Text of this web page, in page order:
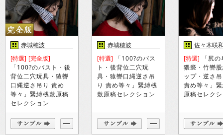
赤城穂波
[特選] [完全版]
「100?のバスト・後
背位二穴玩具・猿轡
口縄逆さ吊り 責め
等々」緊縛桟敷原稿
セレクション
赤城穂波
[特選] 「100?のバス
ト・後背位二穴玩
具・猿轡口縄逆さ吊
り 責め等々」緊縛桟
敷原稿セレクション
佐々木咲
[特選] 「尻
猥褻・竹轡
ップ・逆さ
責め等々」
原稿セレク